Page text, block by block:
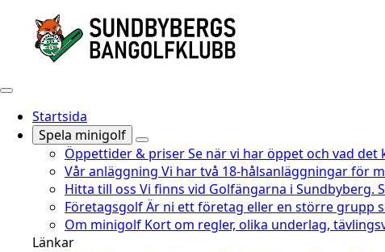
Startsida
Spela minigolf
Öppettider & priserSe när vi har öppet och vad det
Vår anläggning Vi har två 18-hålsanläggningar för
Hitta till oss Vi finns vid Golfängarna i Sundbyberg.
FöretagsgolfÄr ni ett företag eller en större grupp
Om minigolf Kort om regler, olika underlag,
Länkar